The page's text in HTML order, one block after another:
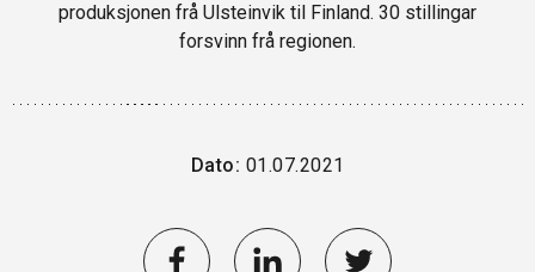
produksjonen frå Ulsteinvik til Finland. 30 stillingar
forsvinn frå regionen.
Dato: 01.07.2021